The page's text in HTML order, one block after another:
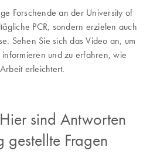
Forschende an der University of
PCR, sondern erzielen auch
Sehen Sie sich das Video an, um
und zu erfahren, wie
erleichtert.
sind Antworten
Fragen